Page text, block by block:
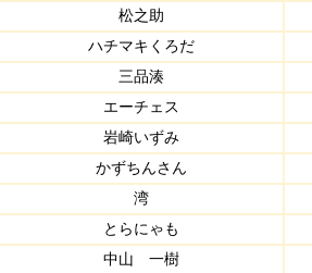
松之助
ハチマキくろだ
三品湊
エーチェス
岩崎いずみ
かずちんさん
湾
とらにゃも
中山 一樹